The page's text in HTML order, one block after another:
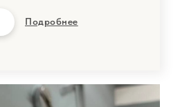
Подробнее